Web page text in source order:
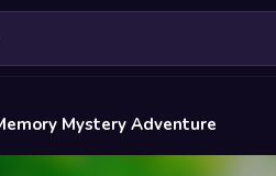
Mystery Adventure